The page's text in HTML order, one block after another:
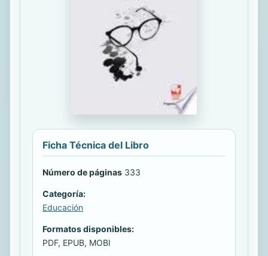
Ficha Técnica del Libro
Número de páginas 333
Categoría:
Educación
Formatos disponibles:
PDF, EPUB, MOBI